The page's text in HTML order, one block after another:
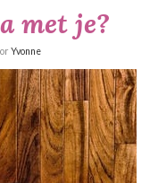
met je?
Yvonne